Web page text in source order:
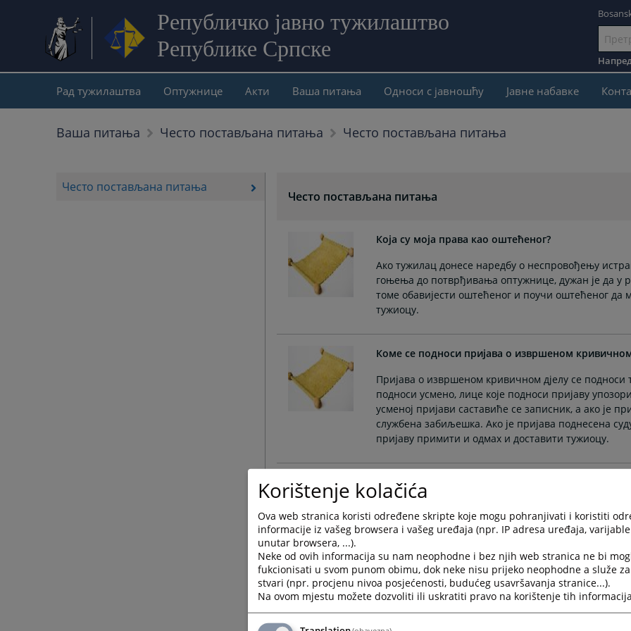
Републичко јавно тужилаштво
Републике Српске
садржај
Рад тужилаштва Оптужнице Акти Ваша питања Односи с јавношћу Јавне набавке
Ваша питања Често постављана питања Често постављана питања
Често постављана питања
Често постављана питања
Која су моја права као оштећеног?
Ако тужилац донесе наредбу о неспровођењу
гоњења до потврђивања оптужнице, дужан је да у
томе обавијести оштећеног и поучи оштећеног
тужиоцу.
Коме се подноси пријава о извршеном кривичном
Пријава о извршеном кривичном дјелу се подноси
подноси усмено, лице које подноси пријаву
усменој пријави саставиће се записник, а ако је
службена забиљешка. Ако је пријава поднесена
пријаву примити и одмах и доставити тужиоцу.
Како су организована јавна тужилаштва у
У Републици Српској функцију тужилаштва врши
републичког јавног тужиоца, замјеник главног
републички јавни тужилац у Републичком јавном
Бањој Луци.
Функцију тужилаштва врше и главни окружни
тужиоца и окружни јавни тужилац у окружним
Korištenje kolačića
Ova web stranica koristi određene skripte koje mogu pohranjivati i koristiti
informacije iz vašeg browsera i vašeg uređaja (npr. IP adresa uređaja,
unutar browsera, ...).
Neke od ovih informacija su nam neophodne i bez njih web stranica ne bi
fukcionisati u svom punom obimu, dok neke nisu prijeko neophodne a služe
stvari (npr. procjenu nivoa posjećenosti, budućeg usavršavanja stranice...).
Na ovom mjestu možete dozvoliti ili uskratiti pravo na korištenje tih